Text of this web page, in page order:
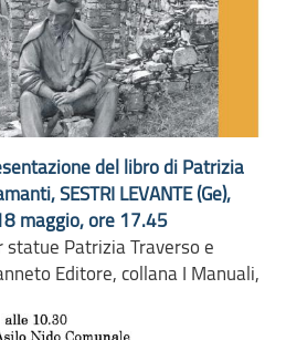
del libro di Patrizia
SESTRI LEVANTE (Ge),
maggio, ore 17.45
statue Patrizia Traverso e
Editore, collana I Manuali,